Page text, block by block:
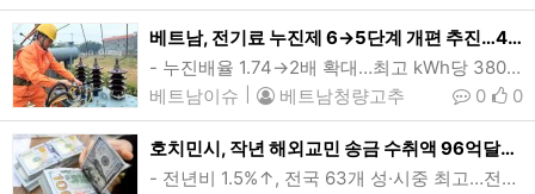
베트남, 전기료 누진제 6→5단계 개편 추진…401kWh이상 사용가구 부담↑
- 누진배율 1.74→2배 확대…최고 kWh당 3800동(15센트) 14.7% 올라- 1구간 확대 따른 매출감소, 4~5구간 요금 인상으로 상쇄베트남이 현행 6단계인 전기요금 누진구간을 5단계로 축소 개편을 추진하고 있다. 개편안이 원안대로 승인되면 현재 kWh당 3302동(13센트)인 최고 누진요금은 3786동(15센트)으로 14.7% 인상된다. (사진=EVN)[인사이드비나=하노이, 떤 풍(Tan phung) 기자] 베트남이 전기요금 누진구간을 현행 6단계에서 5단계로 축소 개편하는 방안을 추진하고 있다. 개편안이 원안대…
베트남이슈
베트남청량고추 0
0
호치민시, 작년 해외교민 송금 수취액 96억달러…역대 최고치
- 전년비 1.5%↑, 전국 63개 성·시중 최고…전체 유입액의 60%- 외화 수급균형 효과, 통화·환율 정책 수립에 도움지난해 호치민시의 해외교민 송금 수취액이 전년대비 1.5% 늘어난 96억달러로 역대 최고치를 기록했다. 이는 작년 베트남으로 유입된 해외송금액 전체의 60%에 달하는 것이다. (사진=VnExpress)[인사이드비나=호치민, 투 탄(Thu thanh) 기자] 지난해 호치민시의 해외송금 수취액이 96억달러로 역대 최고치를 기록했다.10일 베트남 중앙은행(SBV) 호치민지사에 따르면 지난해 호치민시에…